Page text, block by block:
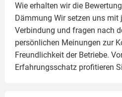
Wie erhalten wir die
Dämmung Wir setzen uns mit
Verbindung und fragen nach
persönlichen Meinungen zur
Freundlichkeit der Betriebe.
Erfahrungsschatz profitieren